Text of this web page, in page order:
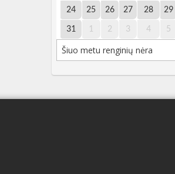
24 25 26 27 28 29
31 1 2 3 4 5
Šiuo metu renginių nėra